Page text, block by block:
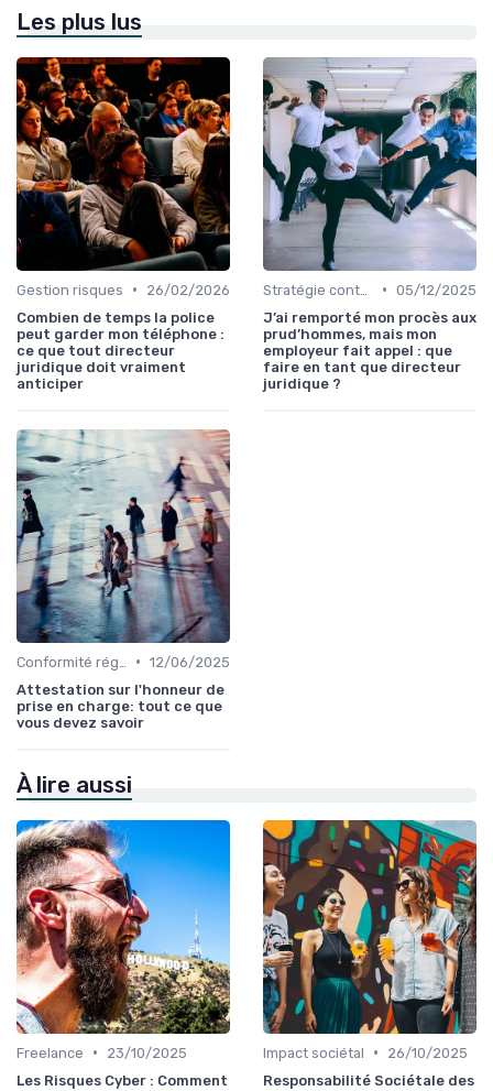
Les plus lus
Gestion risques •
26/02/2026
Combien de temps la police
peut garder mon téléphone :
ce que tout directeur
juridique doit vraiment
anticiper
• 05/12/2025
J’ai remporté mon procès aux
prud’hommes, mais mon
employeur fait appel : que
faire en tant que directeur
juridique ?
• 12/06/2025
Attestation sur l'honneur de
prise en charge: tout ce que
vous devez savoir
À lire aussi
Freelance •
23/10/2025
Les Risques Cyber : Comment
Impact sociétal •
26/10/2025
Responsabilité Sociétale des